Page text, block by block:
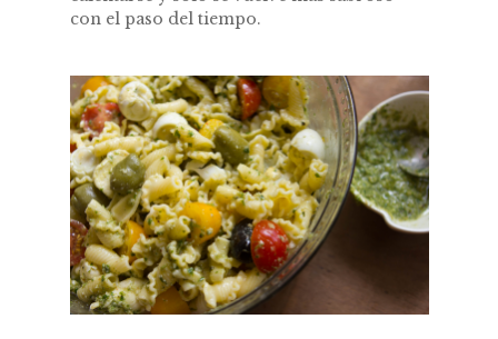
con el paso del tiempo.